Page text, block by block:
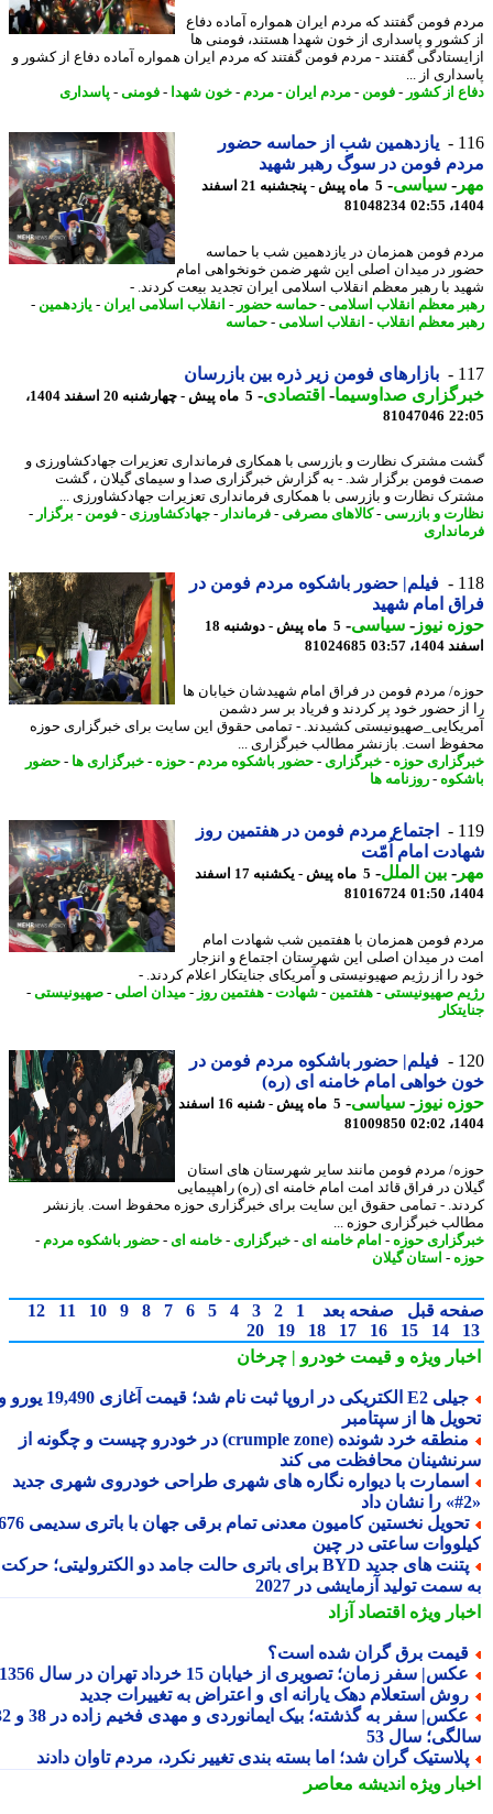
فومن گفتند که مردم ایران همواره آماده دفاع
و پاسداری از خون شهدا هستند، فومنی ها
گفتند - مردم فومن گفتند که مردم ایران همواره آماده دفاع از کشور و
از ...
از کشور-فومن-مردم ایران - مردم- خون شهدا-فومنی-پاسداری
یازدهمین شب از حماسه حضور
فومن در سوگ رهبر شهید
-سیاسی-
5 ماه پیش - پنجشنبه 21 اسفند
81048234
فومن همزمان در یازدهمین شب با حماسه
در میدان اصلی این شهر ضمن خونخواهی امام
با رهبر معظم انقلاب اسلامی ایران تجدید بیعت کردند. -
معظم انقلاب اسلامی-حماسه حضور-انقلاب اسلامی ایران - یازدهمین-
معظم انقلاب-انقلاب اسلامی-حماسه
بازارهای فومن زیر ذره بین بازرسان
صداوسیما-اقتصادی-
5 ماه پیش - چهارشنبه 20 اسفند 1404،
81047046
مشترک نظارت و بازرسی با همکاری فرمانداری تعزیرات جهادکشاورزی و
فومن برگزار شد. - به گزارش خبرگزاری صدا و سیمای گیلان ، گشت
نظارت و بازرسی با همکاری فرمانداری تعزیرات جهادکشاورزی ...
و بازرسی -کالاهای مصرفی-فرماندار-جهادکشاورزی- فومن-برگزار -
فیلم| حضور باشکوه مردم فومن در
امام شهید
نیوز-سیاسی-
5 ماه پیش - دوشنبه 18
03:57
81024685
مردم فومن در فراق امام شهیدشان خیابان ها
حضور خود پر کردند و فریاد بر سر دشمن
کشیدند. - تمامی حقوق این سایت برای خبرگزاری حوزه
است. بازنشر مطالب خبرگزاری ...
حوزه-خبرگزاری - حضور باشکوه مردم- حوزه-خبرگزاری ها - حضور
-روزنامه ها
اجتماع مردم فومن در هفتمین روز
امام اُمّت
-بین الملل-
5 ماه پیش - یکشنبه 17 اسفند
81016724
فومن همزمان با هفتمین شب شهادت امام
در میدان اصلی این شهرستان اجتماع و انزجار
را از رژیم صهیونیستی و آمریکای جنایتکار اعلام کردند. -
صهیونیستی-هفتمین-شهادت-هفتمین روز- میدان اصلی-صهیونیستی-
فیلم| حضور باشکوه مردم فومن در
خواهی امام خامنه ای (ره)
نیوز-سیاسی-
5 ماه پیش - شنبه 16 اسفند
81009850
مردم فومن مانند سایر شهرستان های استان
در فراق قائد امت امام خامنه ای (ره) راهپیمایی
- تمامی حقوق این سایت برای خبرگزاری حوزه محفوظ است. بازنشر
خبرگزاری حوزه ...
حوزه-امام خامنه ای- خبرگزاری - خامنه ای- حضور باشکوه مردم-
-استان گیلان
قبل صفحه بعد 1
2
3
4
5
6
7
8
9
10
11
12
14
15
16
17
18
19
20
ویژهو قیمت خودرو | چرخان
جیلی E2 الکتریکی در اروپا ثبت نام شد؛ قیمت آغازی 19,490 یورو و
ها از سپتامبر
منطقه خرد شونده (crumple zone) در خودرو چیست و چگونه از
محافظت می کند
با دیواره نگاره های شهری طراحی خودروی شهری جدید
تحویل نخستین کامیون معدنی تمام برقی جهان با باتری سدیمی 676
ساعتی در چین
پتنت های جدید BYD برای باتری حالت جامد دو الکترولیتی؛ حرکت
سمت تولید آزمایشی در 2027
ویژهاقتصاد آزاد
برق گران شده است؟
سفر زمان؛ تصویری از خیابان 15 خرداد تهران در سال 1356
استعلام دهک یارانه ای و اعتراض به تغییرات جدید
عکس| سفر به گذشته؛ بیک ایمانوردی و مهدی فخیم زاده در 38 و 32
سال 53
گران شد؛ اما بسته بندی تغییر نکرد، مردم تاوان دادند
ویژهاندیشه معاصر